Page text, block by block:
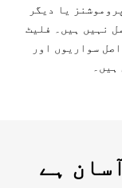
یا دیگر
نہیں ہیں۔ فلیٹ
سواریوں اور
ہے